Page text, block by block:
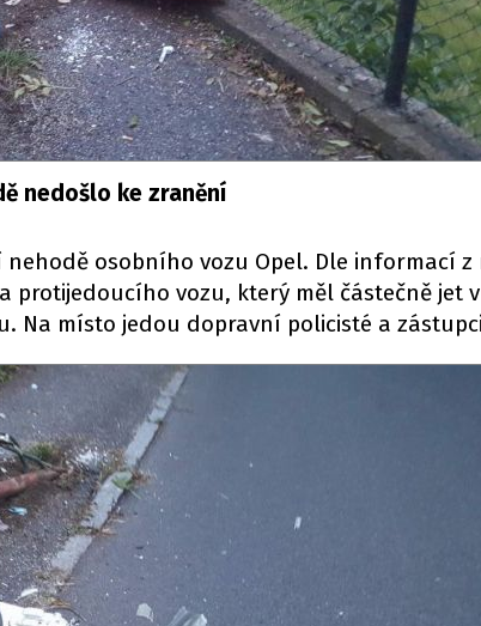
nedošlo ke zranění
osobního vozu Opel. Dle informací z
protijedoucího vozu, který měl částečně jet v
Na místo jedou dopravní policisté a